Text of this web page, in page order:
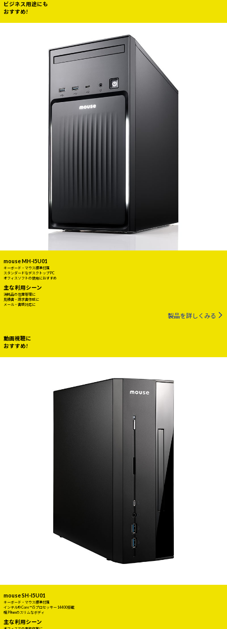
ビジネス用途にも
おすすめ!
mouse MH-I5U01
キーボード・マウス標準付属
スタンダードなデスクトップPC
オフィスソフトの使用におすすめ
主な利用シーン
消耗品の在庫管理に
見積書・請求書作成に
メール・書類対応に
製品を詳しくみる
動画視聴に
おすすめ!
mouse SH-I5U01
キーボード・マウス標準付属
インテル® Core™ i5 プロセッサー 14400搭載
幅99mmのスリムなボディ
主な利用シーン